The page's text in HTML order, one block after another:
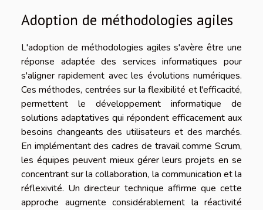
Adoption de méthodologies agiles
L'adoption de méthodologies agiles s'avère être une
réponse adaptée des services informatiques pour
s'aligner rapidement avec les évolutions numériques.
Ces méthodes, centrées sur la flexibilité et l'efficacité,
permettent le développement informatique de
solutions adaptatives qui répondent efficacement aux
besoins changeants des utilisateurs et des marchés.
En implémentant des cadres de travail comme Scrum,
les équipes peuvent mieux gérer leurs projets en se
concentrant sur la collaboration, la communication et la
réflexivité. Un directeur technique affirme que cette
approche augmente considérablement la réactivité